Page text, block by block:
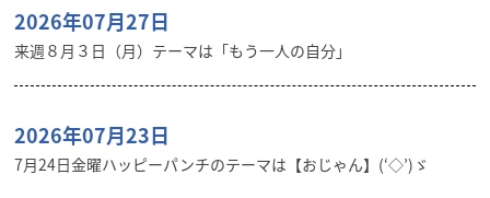
2026年07月27日
来週８月３日（月）テーマは「もう一人の自分」
2026年07月23日
7月24日金曜ハッピーパンチのテーマは【おじゃん】(‘◇’)ゞ